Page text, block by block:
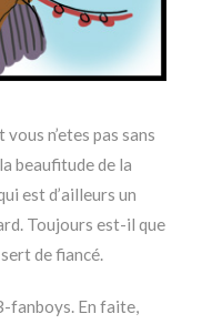
n’etes pas sans
beaufitude de la
est d’ailleurs un
Toujours est-il que
de fiancé.
fanboys. En faite,